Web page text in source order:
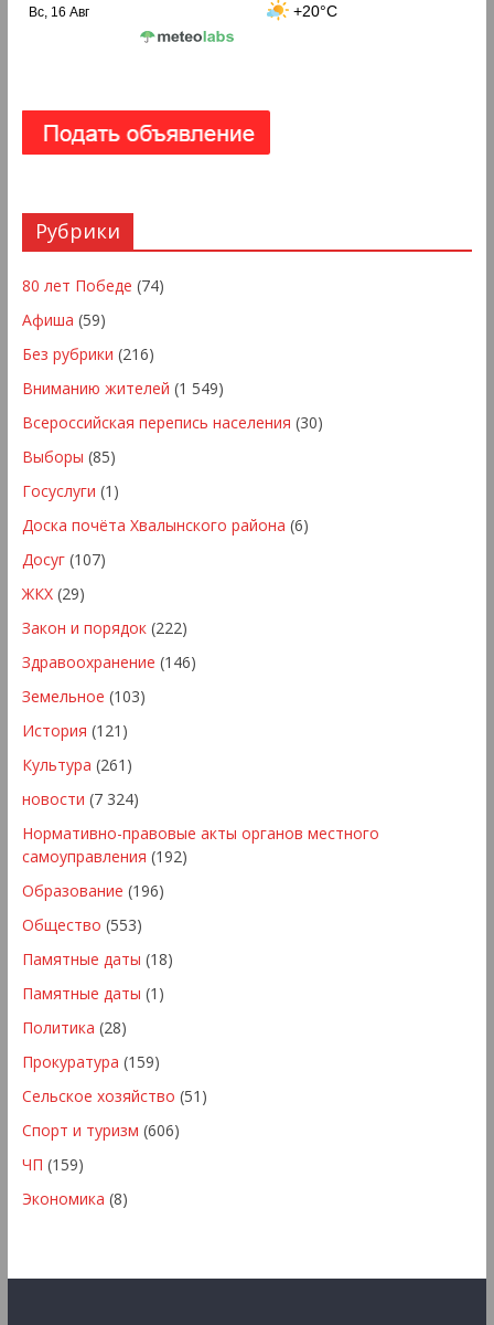
Вс, 16 Авг +20°C
Рубрики
80 лет Победе (74)
Афиша (59)
Без рубрики (216)
Вниманию жителей (1 549)
Всероссийская перепись населения (30)
Выборы (85)
Госуслуги (1)
Доска почёта Хвалынского района (6)
Досуг(107)
ЖКХ(29)
Закон и порядок(222)
Здравоохранение (146)
Земельное (103)
История (121)
Культура (261)
новости (7 324)
Нормативно-правовые акты органов местного
самоуправления (192)
Образование (196)
Общество (553)
Памятные даты (18)
Памятные даты (1)
Политика (28)
Прокуратура (159)
Сельское хозяйство (51)
Спорт и туризм (606)
ЧП (159)
Экономика (8)